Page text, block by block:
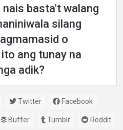
basta't walang
silang
o
ang tunay na
adik?
Twitter Facebook
Buffer Tumblr Reddit